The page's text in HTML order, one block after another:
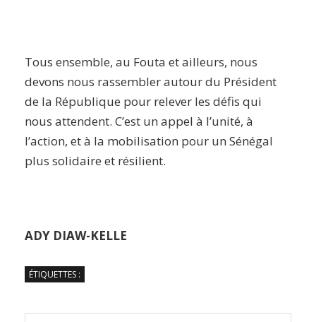
Tous ensemble, au Fouta et ailleurs, nous
devons nous rassembler autour du Président
de la République pour relever les défis qui
nous attendent. C’est un appel à l’unité, à
l’action, et à la mobilisation pour un Sénégal
plus solidaire et résilient.
ADY DIAW-KELLE
ÉTIQUETTES :